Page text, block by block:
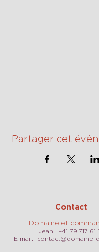
Partager cet
Contact
Domaine et
Jean : +41 79 717 61
E-mail: contact@domaine-